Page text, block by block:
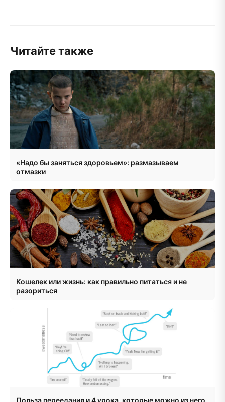
Читайте также
«Надо бы заняться здоровьем»: размазываем
отмазки
Кошелек или жизнь: как правильно питаться и не
разориться
Польза переедания и 4 урока, которые можно из него